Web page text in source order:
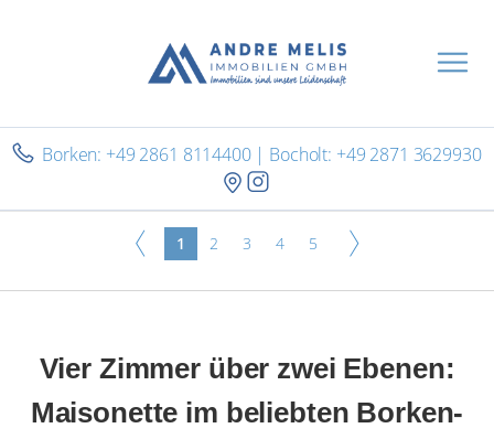
Borken: +49 2861 8114400 | Bocholt: +49 2871 3629930
1 2 3 4 5
Vier Zimmer über zwei Ebenen:
Maisonette im beliebten Borken-